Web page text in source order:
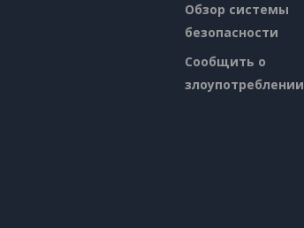
Обзор системы
безопасности
Сообщить о
злоупотреблении